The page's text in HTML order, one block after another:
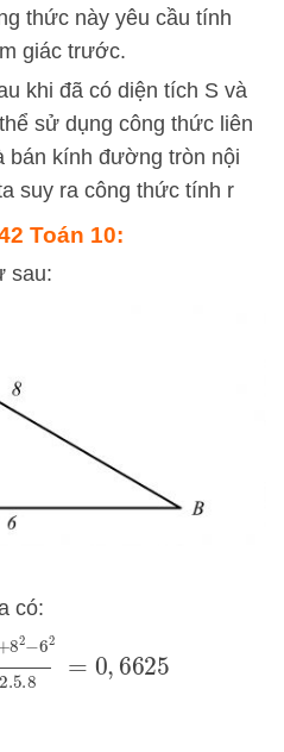
thức này yêu cầu tính
giác trước.
khi đã có diện tích S và
sử dụng công thức liên
bán kính đường tròn nội
suy ra công thức tính r
Toán 10:
sau:
có:
82−6 2.5 .8=0,